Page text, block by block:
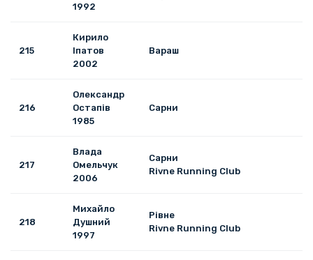
1992
215
Кирило
Іпатов
2002
Вараш
216
Олександр
Остапів
1985
Сарни
217
Влада
Омельчук
2006
Сарни
Rivne Running Club
218
Михайло
Душний
1997
Рівне
Rivne Running Club